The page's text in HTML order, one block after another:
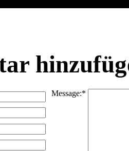
Message:*